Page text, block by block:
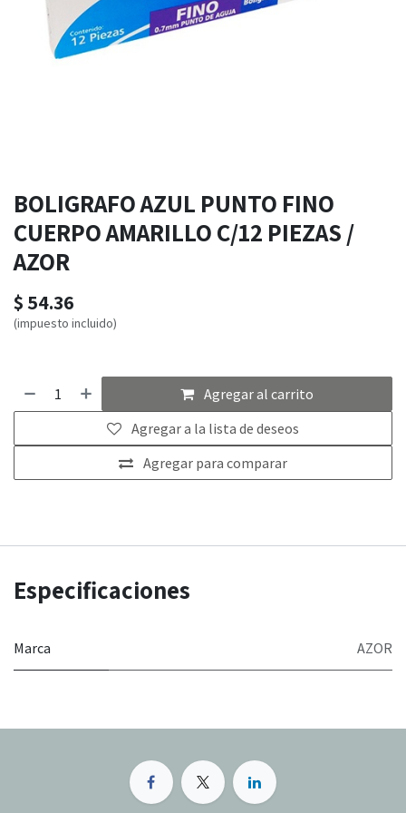
BOLIGRAFO AZUL PUNTO FINO
CUERPO AMARILLO C/12 PIEZAS /
AZOR
$ 54.36
(impuesto incluido)
Agregar al carrito
Agregar para comparar
Agregar a la lista de deseos
Especificaciones
Marca AZOR